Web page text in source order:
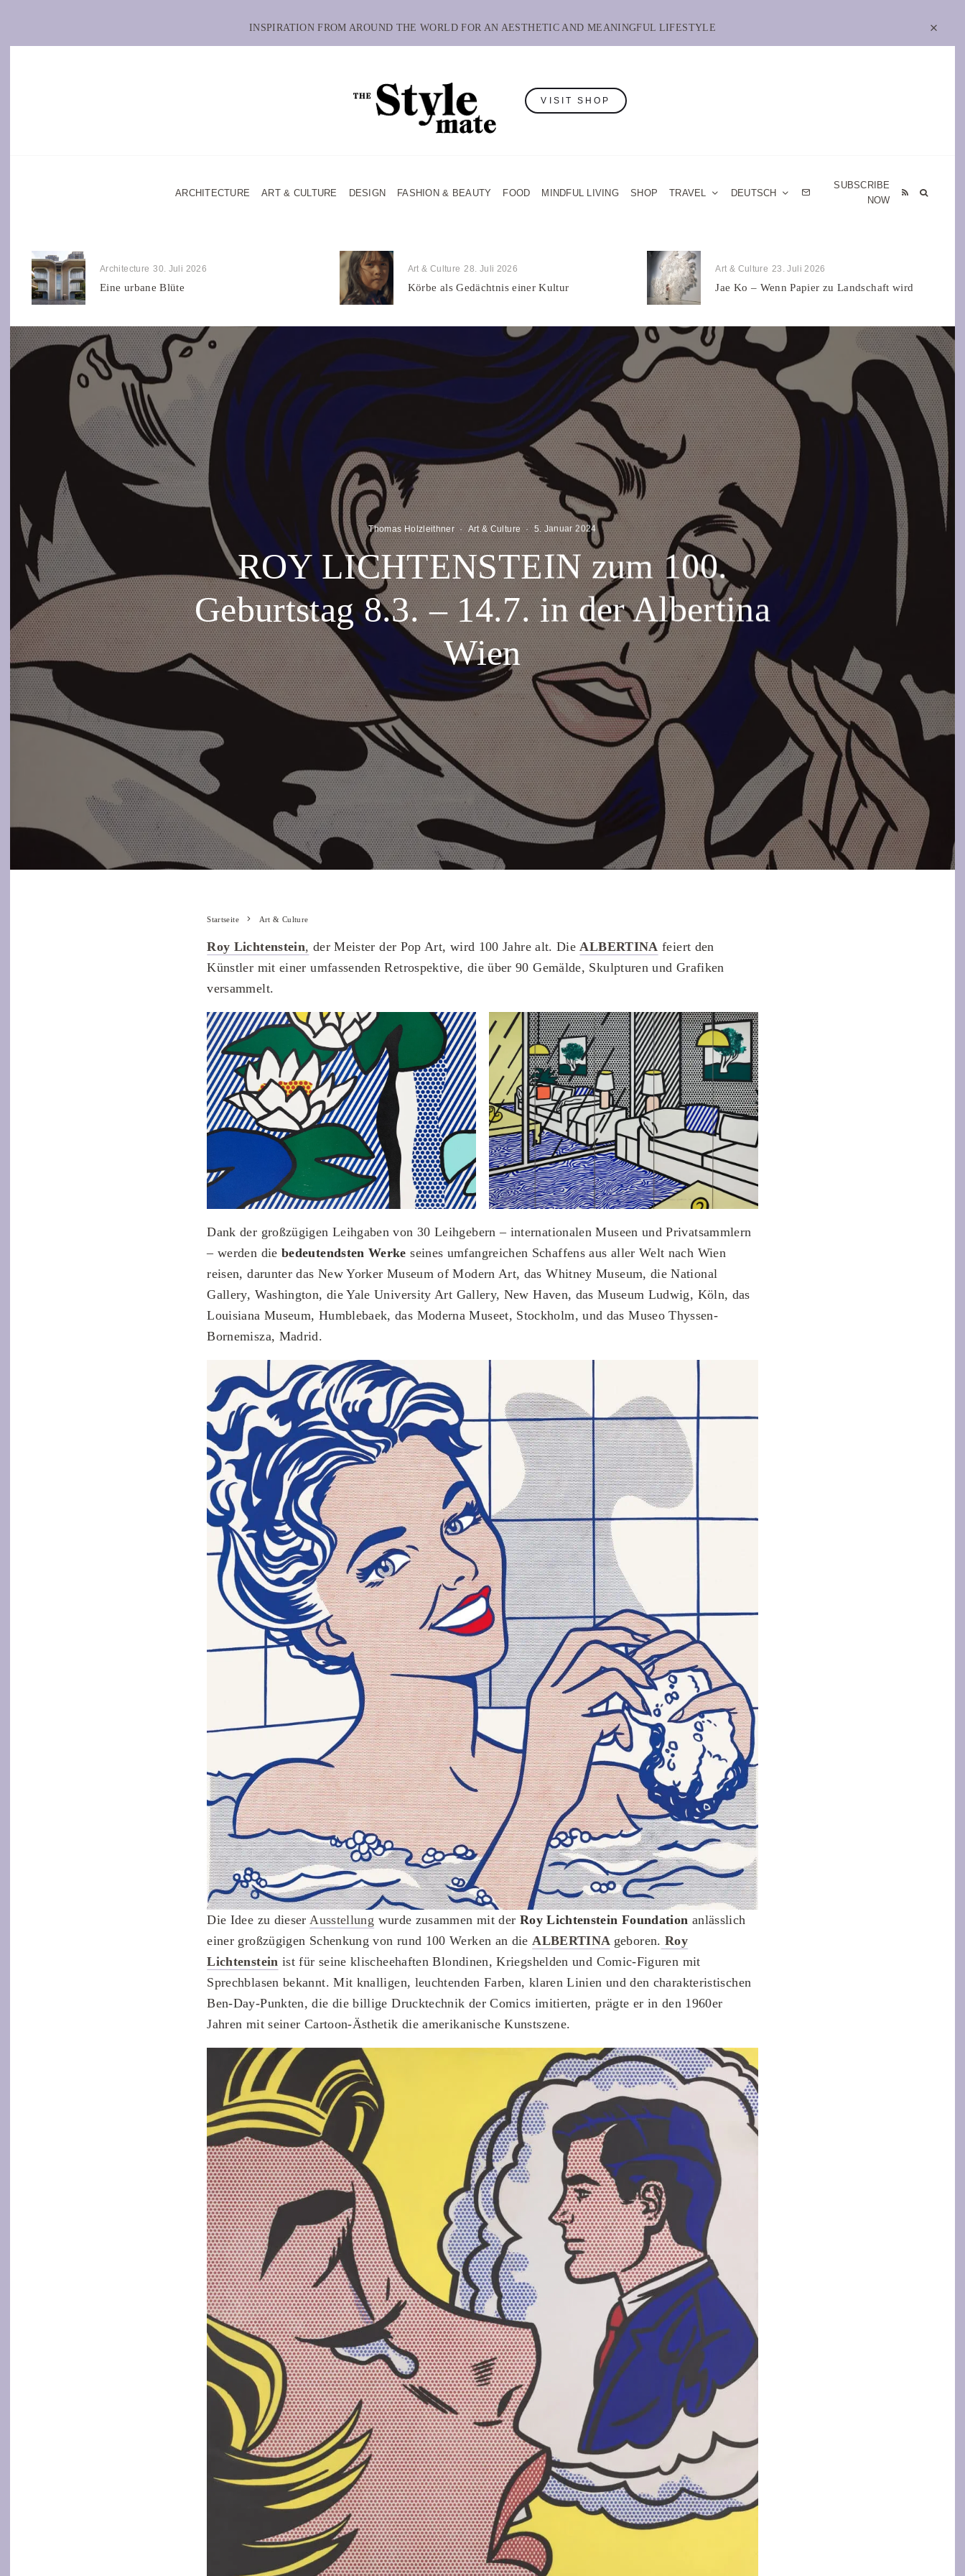
INSPIRATION FROM AROUND THE WORLD FOR AN AESTHETIC AND MEANINGFUL LIFESTYLE
VISIT SHOP
ARCHITECTURE ART & CULTURE DESIGN FASHION & BEAUTY FOOD MINDFUL LIVING SHOP TRAVEL DEUTSCH
SUBSCRIBE
NOW
Architecture 30. Juli 2026
Eine urbane Blüte
Art & Culture 28. Juli 2026
Körbe als Gedächtnis einer Kultur
Art & Culture 23. Juli 2026
Jae Ko – Wenn Papier zu Landschaft wird
Thomas Holzleithner · Art & Culture · 5. Januar 2024
ROY LICHTENSTEIN zum 100.
Geburtstag 8.3. – 14.7. in der Albertina
Wien
Startseite Art & Culture
Roy Lichtenstein, der Meister der Pop Art, wird 100 Jahre alt. DieALBERTINA feiert den
Künstler mit einer umfassenden Retrospektive, die über 90 Gemälde, Skulpturen und Grafiken
versammelt.
Dank der großzügigen Leihgaben von 30 Leihgebern – internationalen Museen und Privatsammlern
– werden diebedeutendsten Werke seines umfangreichen Schaffens aus aller Welt nach Wien
reisen, darunter das New Yorker Museum of Modern Art, das Whitney Museum, die National
Gallery, Washington, die Yale University Art Gallery, New Haven, das Museum Ludwig, Köln, das
Louisiana Museum, Humblebaek, das Moderna Museet, Stockholm, und das Museo Thyssen-
Bornemisza, Madrid.
Die Idee zu dieserAusstellung wurde zusammen mit der Roy Lichtenstein Foundation anlässlich
einer großzügigen Schenkung von rund 100 Werken an dieALBERTINA geboren. Roy
Lichtenstein ist für seine klischeehaften Blondinen, Kriegshelden und Comic-Figuren mit
Sprechblasen bekannt. Mit knalligen, leuchtenden Farben, klaren Linien und den charakteristischen
Ben-Day-Punkten, die die billige Drucktechnik der Comics imitierten, prägte er in den 1960er
Jahren mit seiner Cartoon-Ästhetik die amerikanische Kunstszene.